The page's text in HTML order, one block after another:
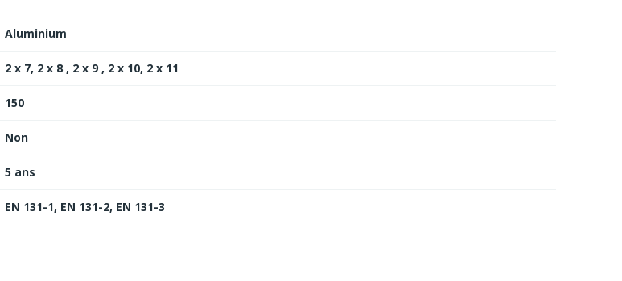
Aluminium
2 x 7, 2 x 8 , 2 x 9 , 2 x 10, 2 x 11
150
Non
5 ans
EN 131-1, EN 131-2, EN 131-3